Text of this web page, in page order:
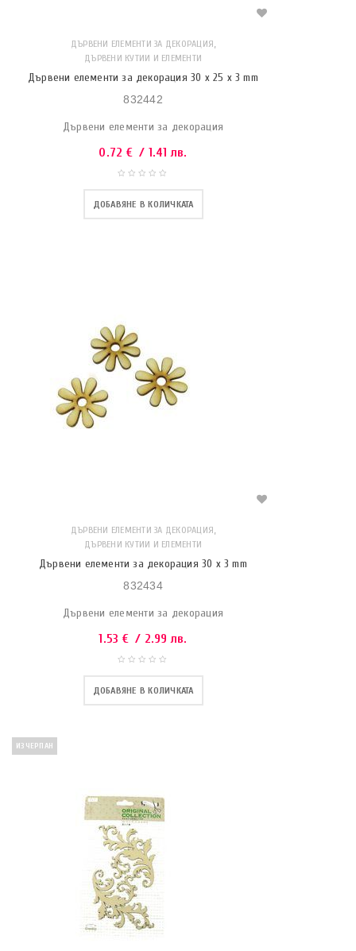
ДЪРВЕНИ ЕЛЕМЕНТИ ЗА ДЕКОРАЦИЯ,
ДЪРВЕНИ КУТИИ И ЕЛЕМЕНТИ
Дървени елементи за декорация 30 x 25 x 3 mm
832442
Дървени елементи за декорация
0.72 € / 1.41 лв.
ДОБАВЯНЕ В КОЛИЧКАТА
ДЪРВЕНИ ЕЛЕМЕНТИ ЗА ДЕКОРАЦИЯ,
ДЪРВЕНИ КУТИИ И ЕЛЕМЕНТИ
Дървени елементи за декорация 30 x 3 mm
832434
Дървени елементи за декорация
1.53 € / 2.99 лв.
ДОБАВЯНЕ В КОЛИЧКАТА
ИЗЧЕРПАН